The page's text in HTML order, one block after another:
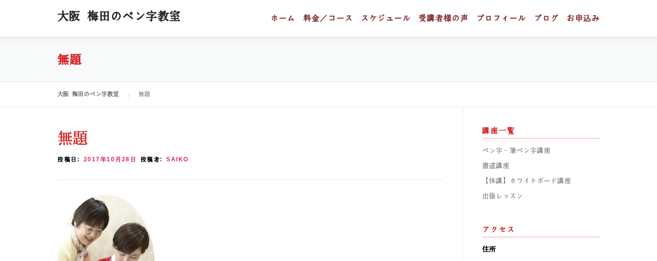
ン
大阪 梅田のペン字教室 ホーム 料金／コース スケジュール 受講者様の声 プロフィール ブログ お申込み
無題
大阪 梅田のペン字教室 無題
無題
投稿日: 2017年10月28日 投稿者: SAIKO
講座一覧
ペン字・筆ペン字講座
書道講座
【休講】ホワイトボード講座
出張レッスン
アクセス
住所